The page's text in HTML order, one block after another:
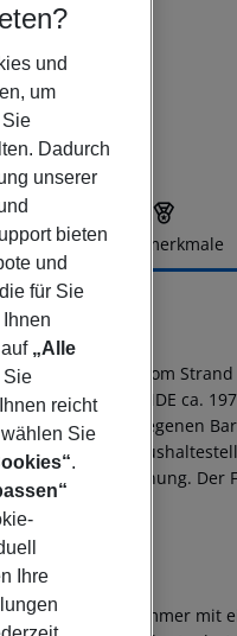
Hotelmerkmale
liegt ca. 500 m vom
ca. 37 km, SARANDE ca.
Die nächstgelegenen
sowie eine
15 km Entfernung. Der
Zimmer mit
und
um
Dadurch
unserer
bieten
und
für Sie
„Alle
Sie
reicht
Sie
.
Ihre